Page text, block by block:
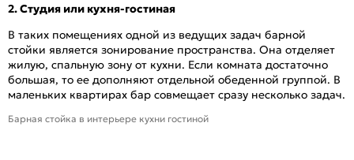
2. Студия или кухня-гостиная
В таких помещениях одной из ведущих задач барной
стойки является зонирование пространства. Она отделяет
жилую, спальную зону от кухни. Если комната достаточно
большая, то ее дополняют отдельной обеденной группой. В
маленьких квартирах бар совмещает сразу несколько задач.
Барная стойка в интерьере кухни гостиной